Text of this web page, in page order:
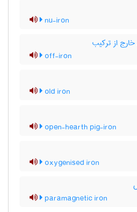
nu-iron
از ترکیب
off-iron
old iron
open-hearth pig-iron
oxygenised iron
paramagnetic iron